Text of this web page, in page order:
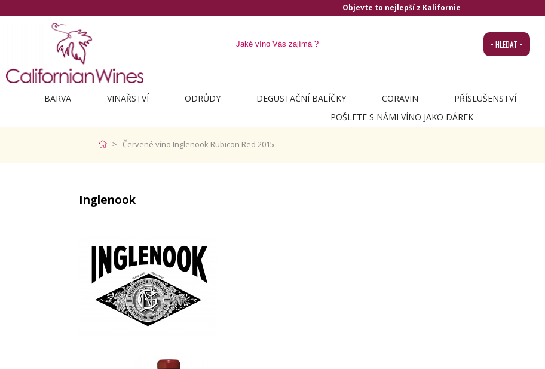
Objevte to nejlepší z Kalifornie
• HLEDAT •
BARVA VINAŘSTVÍ ODRŮDY DEGUSTAČNÍ BALÍČKY CORAVIN PŘÍSLUŠENSTVÍ
POŠLETE S NÁMI VÍNO JAKO DÁREK
Červené víno Inglenook Rubicon Red 2015
Inglenook